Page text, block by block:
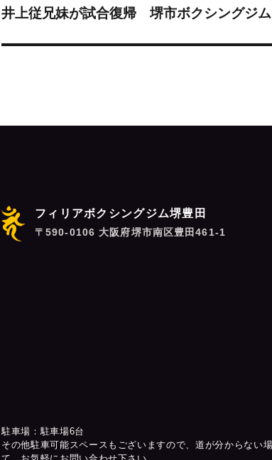
ゲ
ー
ン
稿:
次
井上従兄妹が試合復帰 堺市ボクシングジム
フィリアボクシングジム堺豊田
〒590-0106 大阪府堺市南区豊田461-1
駐車場：駐車場6台
その他駐車可能スペースもございますので、道が分からない